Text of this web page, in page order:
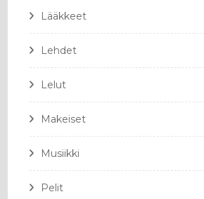
Lääkkeet
Lehdet
Lelut
Makeiset
Musiikki
Pelit